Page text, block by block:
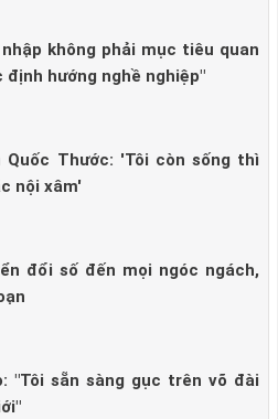
không phải mục tiêu quan
hướng nghề nghiệp"
Quốc Thước: 'Tôi còn sống thì
nội xâm'
đổi số đến mọi ngóc ngách,
"Tôi sẵn sàng gục trên võ đài